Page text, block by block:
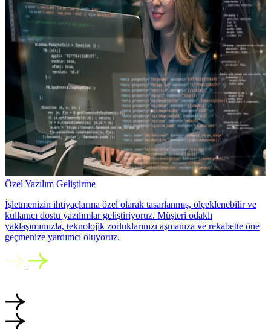
Özel Yazılım Geliştirme
İşletmenizin ihtiyaçlarına özel olarak tasarlanmış, ölçeklenebilir ve
kullanıcı dostu yazılımlar geliştiriyoruz. Müşteri odaklı
yaklaşımımızla, teknolojik zorluklarınızı aşmanıza ve rekabette öne
geçmenize yardımcı oluyoruz.